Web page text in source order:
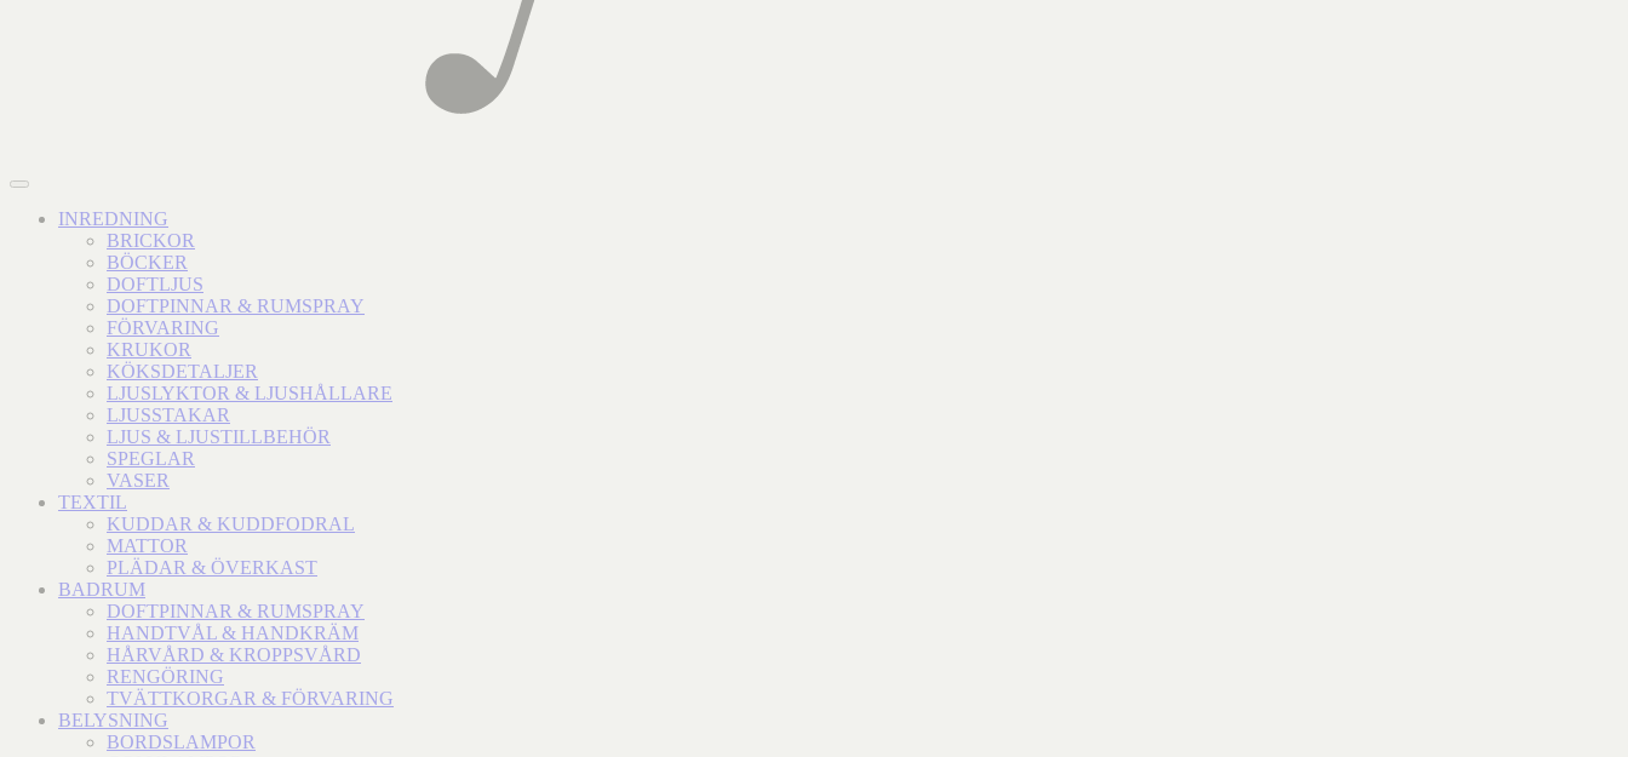
INREDNING
BRICKOR
BÖCKER
DOFTLJUS
DOFTPINNAR & RUMSPRAY
FÖRVARING
KRUKOR
KÖKSDETALJER
LJUSLYKTOR & LJUSHÅLLARE
LJUSSTAKAR
LJUS & LJUSTILLBEHÖR
SPEGLAR
VASER
TEXTIL
KUDDAR & KUDDFODRAL
MATTOR
PLÄDAR & ÖVERKAST
BADRUM
DOFTPINNAR & RUMSPRAY
HANDTVÅL & HANDKRÄM
HÅRVÅRD & KROPPSVÅRD
RENGÖRING
TVÄTTKORGAR & FÖRVARING
BELYSNING
BORDSLAMPOR